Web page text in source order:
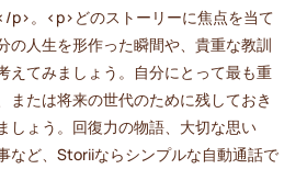
p>。<p>どのストーリーに焦点を当て
の人生を形作った瞬間や、貴重な教訓
えてみましょう。自分にとって最も重
または将来の世代のために残しておき
しょう。回復力の物語、大切な思い
など、Storiiならシンプルな自動通話で